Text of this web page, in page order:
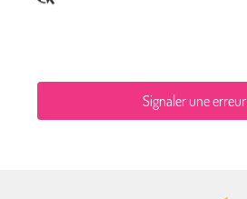
Signaler une erreur